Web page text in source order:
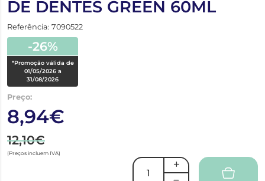
DE DENTES GREEN 60ML
Referência: 7090522
-26%
*Promoção válida de
01/05/2026 a
31/08/2026
Preço:
8,94€
12,10€
(Preços incluem IVA)